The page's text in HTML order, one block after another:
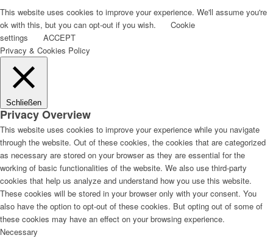
This website uses cookies to improve your experience. We'll assume you're
ok with this, but you can opt-out if you wish.
Cookie
settings
ACCEPT
Privacy & Cookies Policy
Schließen
Privacy Overview
This website uses cookies to improve your experience while you navigate
through the website. Out of these cookies, the cookies that are categorized
as necessary are stored on your browser as they are essential for the
working of basic functionalities of the website. We also use third-party
cookies that help us analyze and understand how you use this website.
These cookies will be stored in your browser only with your consent. You
also have the option to opt-out of these cookies. But opting out of some of
these cookies may have an effect on your browsing experience.
Necessary